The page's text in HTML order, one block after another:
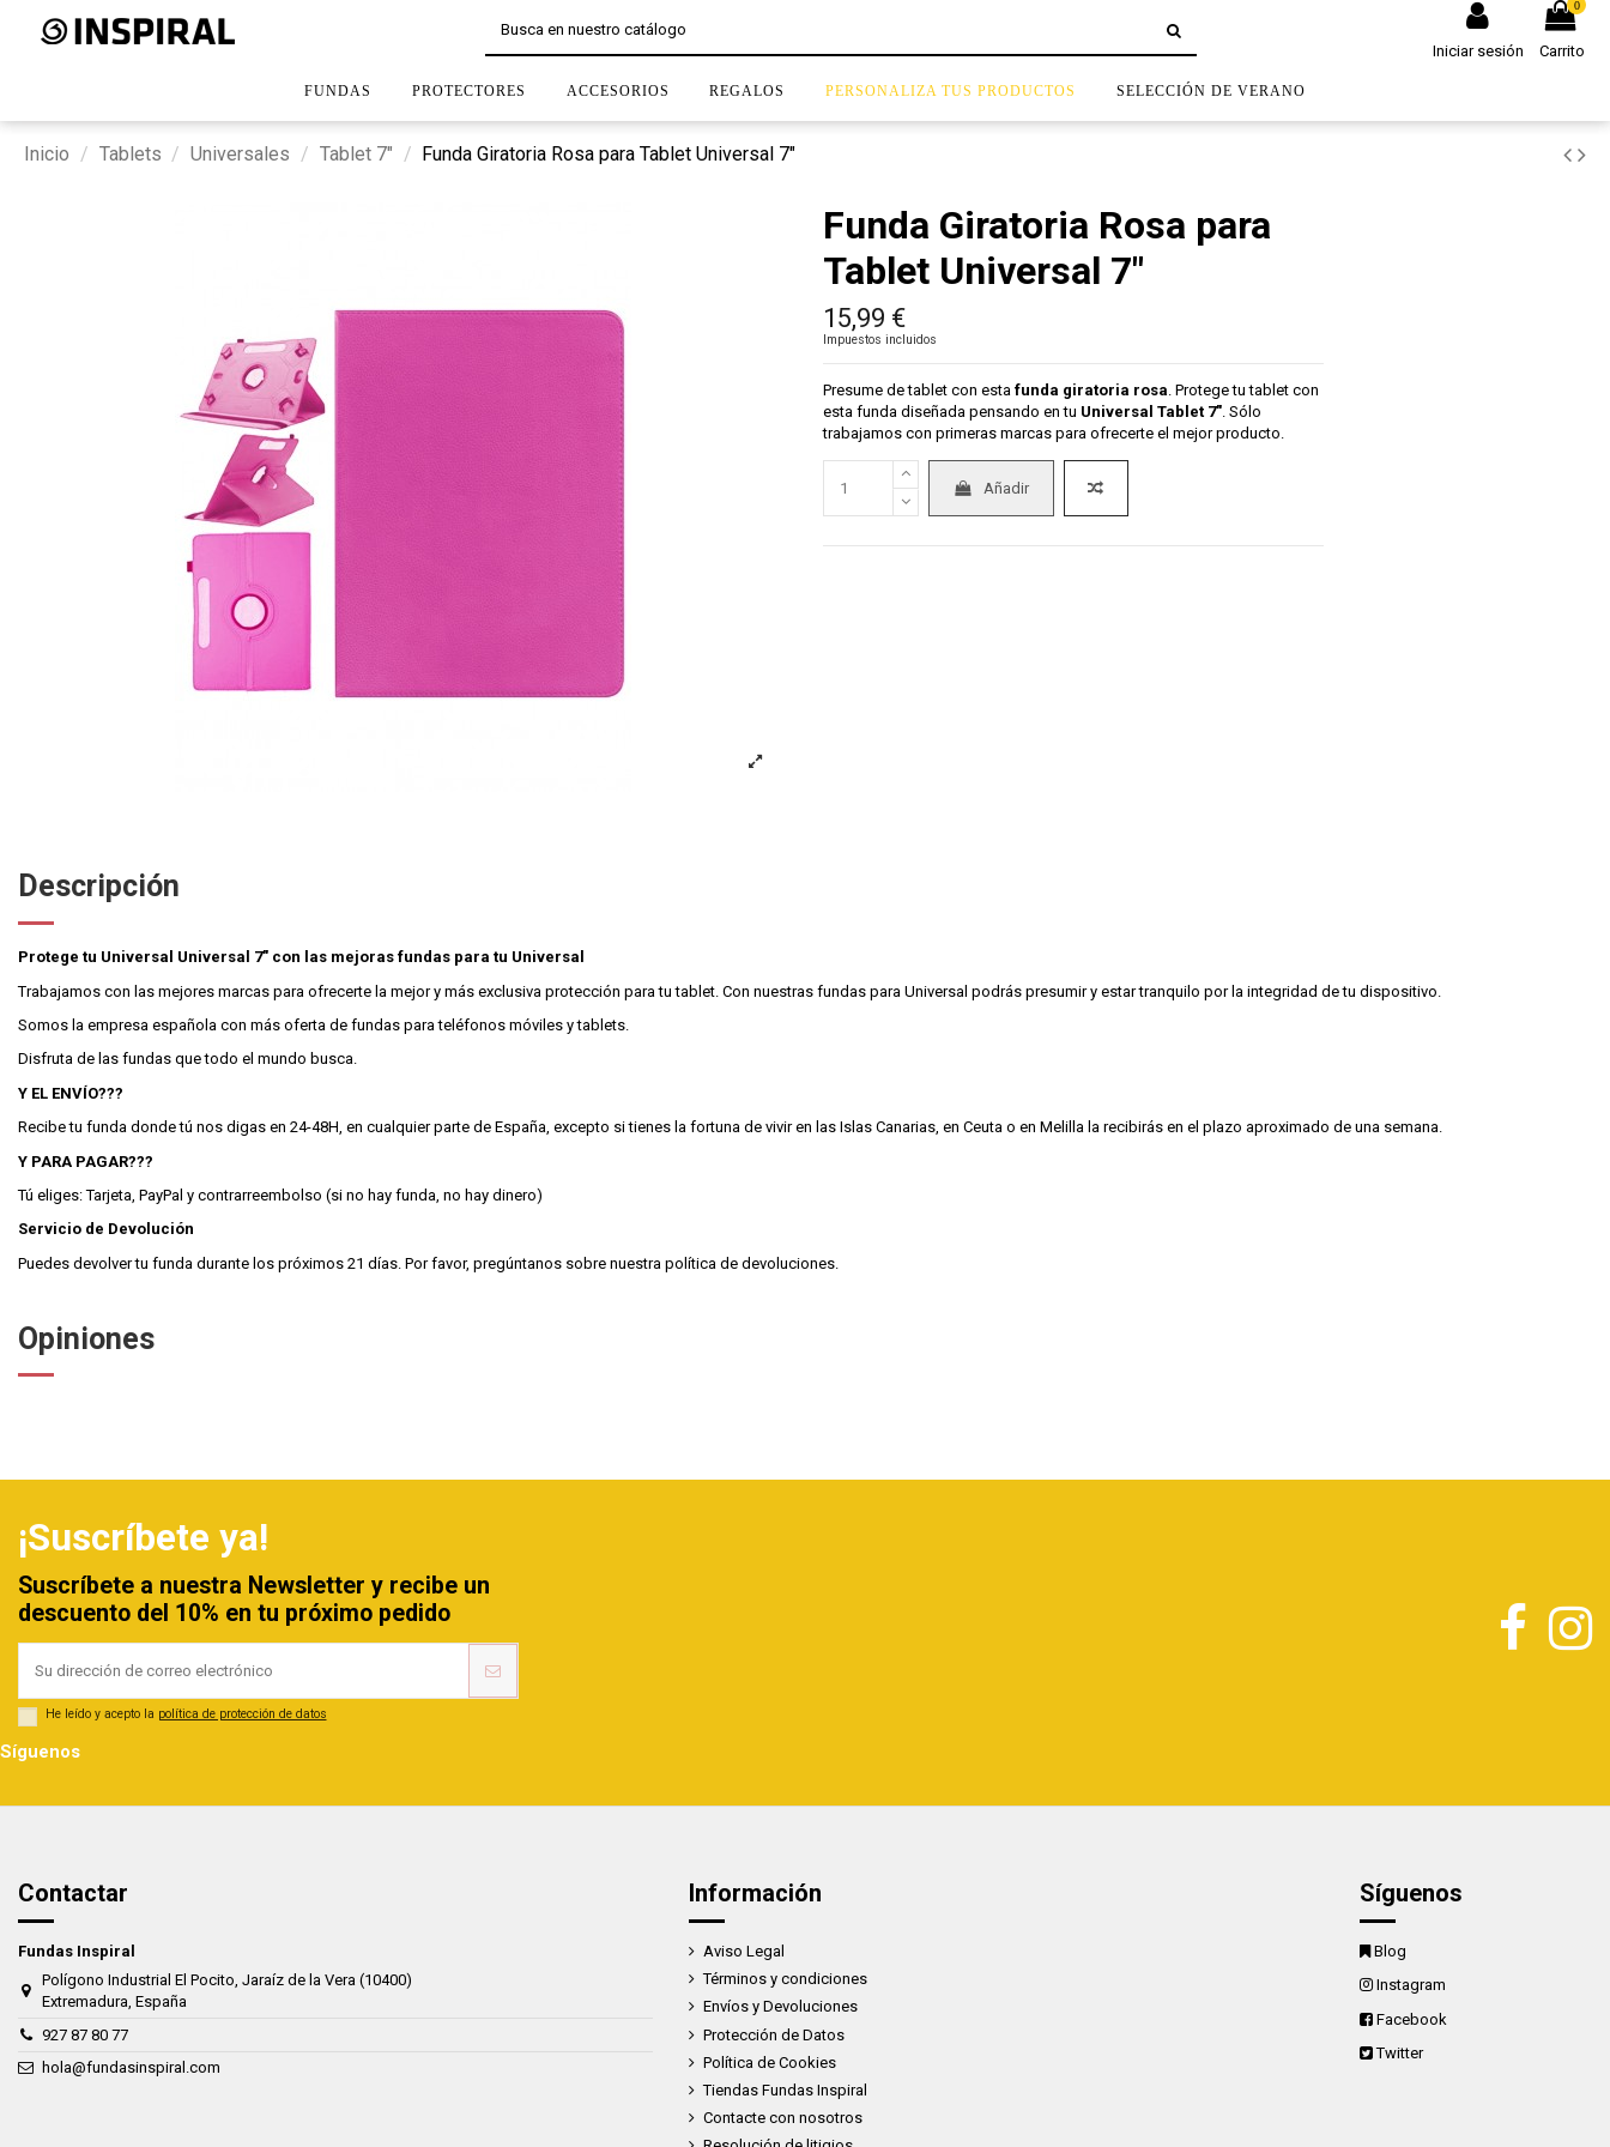
Iniciar sesión
0
Carrito
FUNDAS PROTECTORES ACCESORIOS REGALOS PERSONALIZA TUS PRODUCTOS SELECCIÓN DE VERANO
Inicio Tablets Universales Tablet 7" Funda Giratoria Rosa para Tablet Universal 7"
Funda Giratoria Rosa para
Tablet Universal 7"
15,99 €
Impuestos incluidos
Presume de tablet con esta funda giratoria rosa. Protege tu tablet con
esta funda diseñada pensando en tu Universal Tablet 7". Sólo
trabajamos con primeras marcas para ofrecerte el mejor producto.
Añadir
Descripción
Protege tu Universal Universal 7" con las mejoras fundas para tu Universal
Trabajamos con las mejores marcas para ofrecerte la mejor y más exclusiva protección para tu tablet. Con nuestras fundas para Universal podrás presumir y estar tranquilo por la integridad de tu dispositivo.
Somos la empresa española con más oferta de fundas para teléfonos móviles y tablets.
Disfruta de las fundas que todo el mundo busca.
Y EL ENVÍO???
Recibe tu funda donde tú nos digas en 24-48H, en cualquier parte de España, excepto si tienes la fortuna de vivir en las Islas Canarias, en Ceuta o en Melilla la recibirás en el plazo aproximado de una semana.
Y PARA PAGAR???
Tú eliges: Tarjeta, PayPal y contrarreembolso (si no hay funda, no hay dinero)
Servicio de Devolución
Puedes devolver tu funda durante los próximos 21 días. Por favor, pregúntanos sobre nuestra política de devoluciones
Opiniones
¡Suscríbete ya!
Suscríbete a nuestra Newsletter y recibe un
descuento del 10% en tu próximo pedido
He leído y acepto la política de protección de datos
Síguenos
Contactar
Fundas Inspiral
Polígono Industrial El Pocito, Jaraíz de la Vera (10400)
Extremadura, España
927 87 80 77
hola@fundasinspiral.com
Información
Aviso Legal
Términos y condiciones
Envíos y Devoluciones
Protección de Datos
Política de Cookies
Tiendas Fundas Inspiral
Contacte con nosotros
Síguenos
Blog
Instagram
Facebook
Twitter